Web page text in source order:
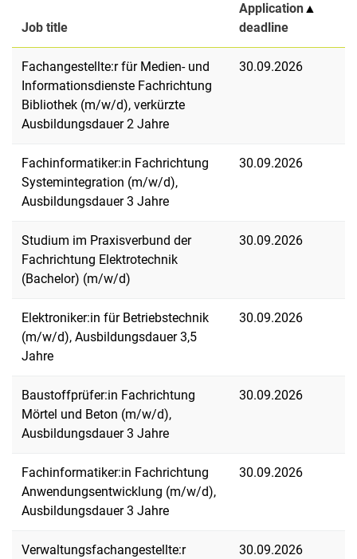
Job title
Application
deadline
▲
Fachangestellte:r für Medien- und
Informationsdienste Fachrichtung
Bibliothek (m/w/d), verkürzte
Ausbildungsdauer 2 Jahre
30.09.2026
Fachinformatiker:in Fachrichtung
Systemintegration (m/w/d),
Ausbildungsdauer 3 Jahre
30.09.2026
Studium im Praxisverbund der
Fachrichtung Elektrotechnik
(Bachelor) (m/w/d)
30.09.2026
Elektroniker:in für Betriebstechnik
(m/w/d), Ausbildungsdauer 3,5
Jahre
30.09.2026
Baustoffprüfer:in Fachrichtung
Mörtel und Beton (m/w/d),
Ausbildungsdauer 3 Jahre
30.09.2026
Fachinformatiker:in Fachrichtung
Anwendungsentwicklung (m/w/d),
Ausbildungsdauer 3 Jahre
30.09.2026
Verwaltungsfachangestellte:r
30.09.2026